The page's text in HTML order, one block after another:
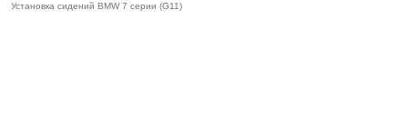
Установка сидений BMW 7 серии (G11)